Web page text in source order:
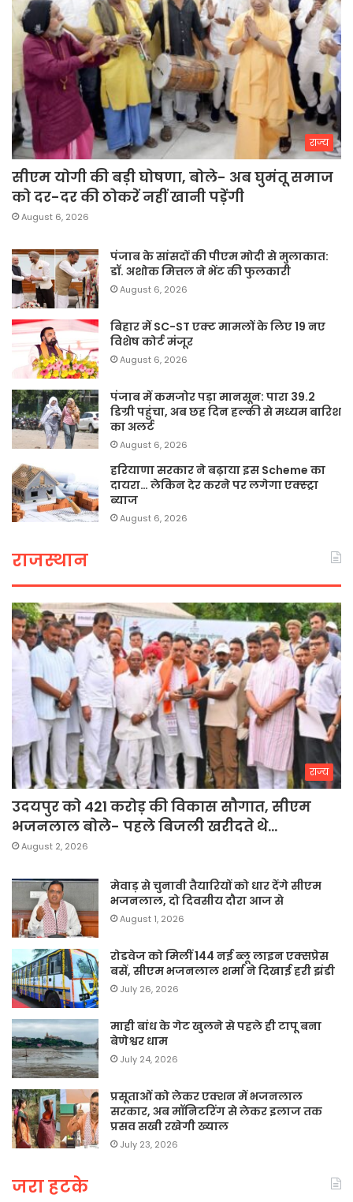
राज्य
सीएम योगी की बड़ी घोषणा, बोले- अब घुमंतू समाज
को दर-दर की ठोकरें नहीं खानी पड़ेंगी
August 6, 2026
पंजाब के सांसदों की पीएम मोदी से मुलाकात:
डॉ. अशोक मित्तल ने भेंट की फुलकारी
August 6, 2026
बिहार में SC-ST एक्ट मामलों के लिए 19 नए
विशेष कोर्ट मंजूर
August 6, 2026
पंजाब में कमजोर पड़ा मानसून: पारा 39.2
डिग्री पहुंचा, अब छह दिन हल्की से मध्यम बारिश
का अलर्ट
August 6, 2026
हरियाणा सरकार ने बढ़ाया इस Scheme का
दायरा… लेकिन देर करने पर लगेगा एक्स्ट्रा
ब्याज
August 6, 2026
राजस्थान
राज्य
उदयपुर को 421 करोड़ की विकास सौगात, सीएम
भजनलाल बोले- पहले बिजली खरीदते थे…
August 2, 2026
मेवाड़ से चुनावी तैयारियों को धार देंगे सीएम
भजनलाल, दो दिवसीय दौरा आज से
August 1, 2026
रोडवेज को मिलीं 144 नई ब्लू लाइन एक्सप्रेस
बसें, सीएम भजनलाल शर्मा ने दिखाई हरी झंडी
July 26, 2026
माही बांध के गेट खुलने से पहले ही टापू बना
बेणेश्वर धाम
July 24, 2026
प्रसूताओं को लेकर एक्शन में भजनलाल
सरकार, अब मॉनिटरिंग से लेकर इलाज तक
प्रसव सखी रखेगी ख्याल
July 23, 2026
जरा हटके